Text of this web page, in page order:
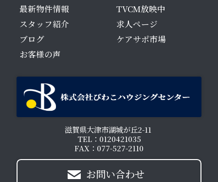
最新物件情報
スタッフ紹介
ブログ
お客様の声
TVCM放映中
求人ページ
ケアサポ市場
滋賀県大津市湖城が丘2-11
TEL：0120421035
FAX：077-527-2110
お問い合わせ